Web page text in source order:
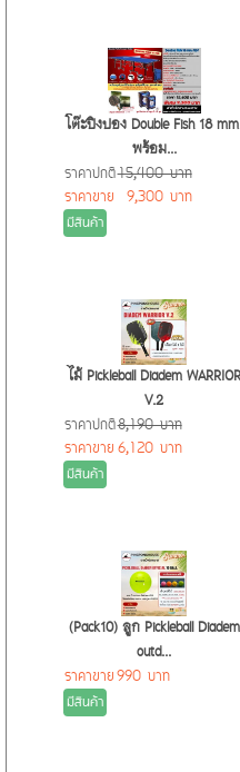
การควบคุมที่เหนือกว่า
ทำให้ลูกเทนนิส Diadem
ทางและสปินของลูกได้ดียิ่งขึ้น ต
เหมาะสำหรับนักกีฬาจริงจัง
Duty คือตัวเลือกที่ตอบโจทย์ เพร
งานที่หนักหน่วงและมอบประสิทธิ
โต๊ะปิงปอง Double Fish 18
พร้อม...
ราคาปกติ15,400 บาท
ราคาขาย
9,300 บาท
มีสินค้า
ไม้ Pickleball Diadem WARRIOR
V.2
ราคาปกติ8,190 บาท
ราคาขาย 6,120 บาท
มีสินค้า
(Pack10) ลูก Pickleball Diadem
outd...
ราคาขาย990 บาท
มีสินค้า